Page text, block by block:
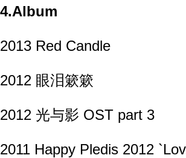
4.Album
2013 Red Candle
2012 眼泪簌簌
2012 光与影 OST part 3
2011 Happy Pledis 2012